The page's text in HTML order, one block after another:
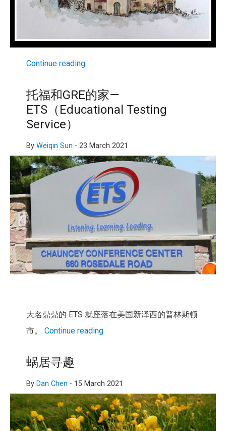
Continue reading
托福和GRE的家—
ETS（Educational Testing
Service）
By Weiqin Sun - 23 March 2021
大名鼎鼎的 ETS 就座落在美国新泽西的普林斯顿
市。 Continue reading
蜗居寻趣
By Dan Chen - 15 March 2021